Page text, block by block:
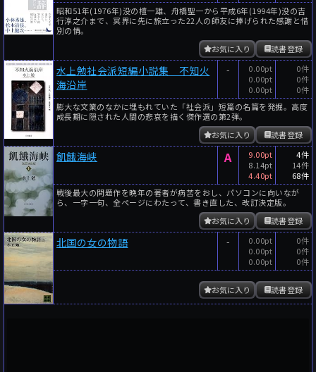
昭和51年(1976年)没の檀一雄、舟橋聖一から平成6年(1994年)没の吉
行淳之介まで、冥界に先に旅立った22人の師友に捧げられた感謝と惜
別の情。
読書登録
お気に入り
水上勉社会派短編小説集 不知火
海沿岸
-
0.00pt
0.00pt
0.00pt
0件
0件
0件
膨大な文業のなかに埋もれていた「社会派」短篇の名篇を発掘。高度
成長期に隠された人間の悲哀を描く傑作選の第2弾。
読書登録
お気に入り
飢餓海峡 A
9.00pt
8.14pt
4.40pt
4件
14件
68件
戦後最大の問題作を晩年の著者が病苦をおし、パソコンに向いなが
ら、一字一句、全ページにわたって、書き直した、改訂決定版。
読書登録
お気に入り
北国の女の物語 -
0.00pt
0.00pt
0.00pt
0件
0件
0件
読書登録
お気に入り